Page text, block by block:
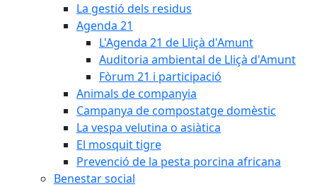
La gestió dels residus
Agenda 21
L'Agenda 21 de Lliçà d'Amunt
Auditoria ambiental de Lliçà d'Amunt
Fòrum 21 i participació
Animals de companyia
Campanya de compostatge domèstic
La vespa velutina o asiàtica
El mosquit tigre
Prevenció de la pesta porcina africana
Benestar social